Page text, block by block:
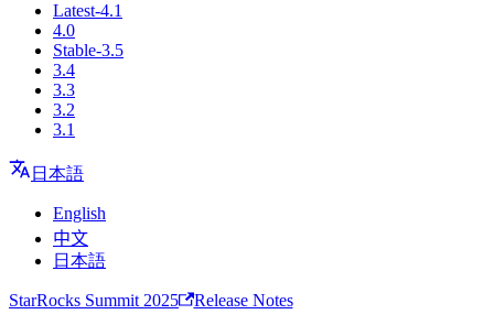
Latest-4.1
4.0
Stable-3.5
3.4
3.3
3.2
3.1
日本語
English
中文
日本語
StarRocks Summit 2025 Release Notes